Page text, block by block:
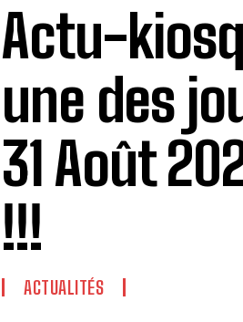
Actu-
une des
31 Août
!!!
ACTUALITÉS